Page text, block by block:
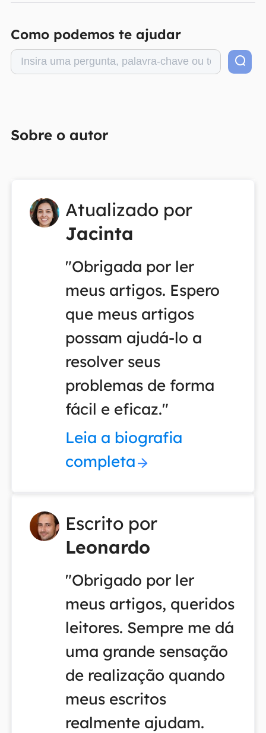
Como podemos te ajudar
Sobre o autor
Atualizado por
Jacinta
"Obrigada por ler
meus artigos. Espero
que meus artigos
possam ajudá-lo a
resolver seus
problemas de forma
fácil e eficaz."
Leia a biografia
completa
Escrito por
Leonardo
"Obrigado por ler
meus artigos, queridos
leitores. Sempre me dá
uma grande sensação
de realização quando
meus escritos
realmente ajudam.